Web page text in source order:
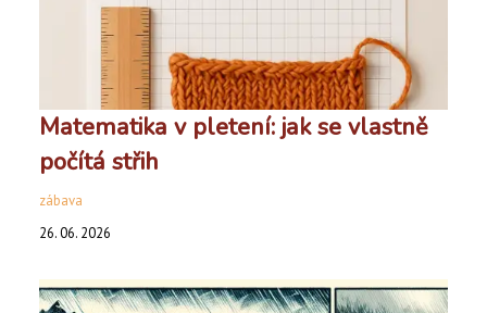
Matematika v pletení: jak se vlastně
počítá střih
zábava
26. 06. 2026